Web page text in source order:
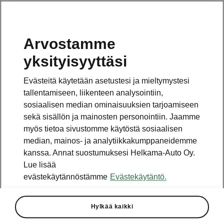
Vaihde
010 436 2000
Kysymykset ja palaute
Katso myös
Rakenna Škoda
Jälleenmyyjät ja huolto
Heti vapaat Škoda-mallit
Arvostamme
yksityisyyttäsi
Evästeitä käytetään asetustesi ja mieltymystesi
tallentamiseen, liikenteen analysointiin,
sosiaalisen median ominaisuuksien tarjoamiseen
sekä sisällön ja mainosten personointiin. Jaamme
myös tietoa sivustomme käytöstä sosiaalisen
median, mainos- ja analytiikkakumppaneidemme
kanssa. Annat suostumuksesi Helkama-Auto Oy.
Lue lisää
evästekäytännöstämme Evästekäytäntö.
Hylkää kaikki